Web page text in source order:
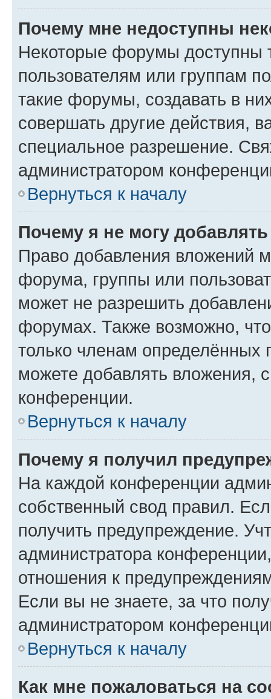
Почему мне недоступны
Некоторые форумы доступны
пользователям или группам
такие форумы, создавать в
совершать другие действия,
специальное разрешение.
администратором
Вернуться к началу
Почему я не могу
Право добавления вложений
форума, группы или
может не разрешить
форумах. Также возможно,
только членам определённых
можете добавлять вложения,
конференции.
Вернуться к началу
Почему я получил
На каждой конференции
собственный свод правил.
получить предупреждение.
администратора
отношения к
Если вы не знаете, за что
администратором
Вернуться к началу
Как мне пожаловаться на